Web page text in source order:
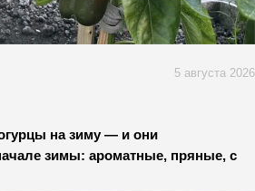
5 августа 2026
на зиму — и они
зимы: ароматные, пряные, с